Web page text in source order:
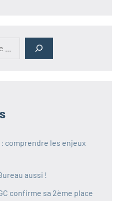
comprendre les enjeux
aussi !
confirme sa 2ème place